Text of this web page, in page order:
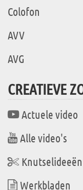
Colofon
AVV
AVG
CREATIEVE
Actuele video
Alle video's
Knutselideeën
Werkbladen